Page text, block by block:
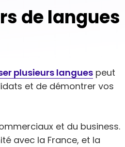
de langues
plusieurs langues peut
et de démontrer vos
et du business.
avec la France, et la